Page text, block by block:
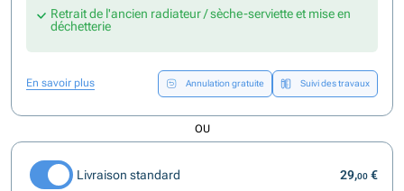
Retrait de l'ancien radiateur / sèche-serviette et mise en
déchetterie
En savoir plus Annulation gratuite Suivi des travaux
OU
Livraison standard 29,00 €